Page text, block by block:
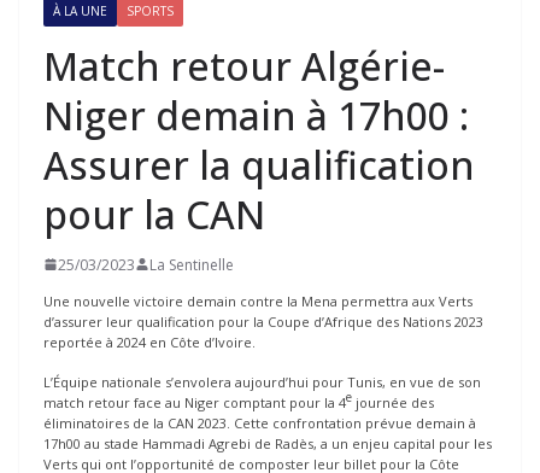
À LA UNE SPORTS
Match retour Algérie-
Niger demain à 17h00 :
Assurer la qualification
pour la CAN
25/03/2023 La Sentinelle
Une nouvelle victoire demain contre la Mena permettra aux Verts
d’assurer leur qualification pour la Coupe d’Afrique des Nations 2023
reportée à 2024 en Côte d’Ivoire.
L’Équipe nationale s’envolera aujourd’hui pour Tunis, en vue de son
match retour face au Niger comptant pour la 4e journée des
éliminatoires de la CAN 2023. Cette confrontation prévue demain à
17h00 au stade Hammadi Agrebi de Radès, a un enjeu capital pour les
Verts qui ont l’opportunité de composter leur billet pour la Côte